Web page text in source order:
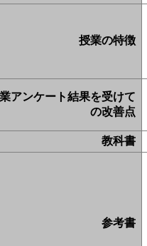
授業の特徴
アンケート結果を受けて
の改善点
教科書
参考書